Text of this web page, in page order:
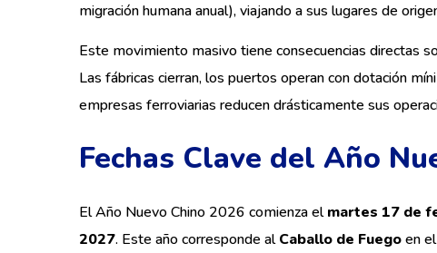
migración humana anual), viajando a sus lugares de
Este movimiento masivo tiene consecuencias directas
Las fábricas cierran, los puertos operan con dotación
empresas ferroviarias reducen drásticamente sus
Fechas Clave del Año
El Año Nuevo Chino 2026 comienza elmartes 17 de
2027. Este año corresponde alCaballo de Fuegoen